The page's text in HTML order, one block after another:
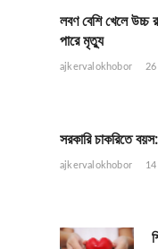
লবণ বেশি খেলে
পারে মৃত্যু
ajkervalokhobor
সরকারি চাকরিতে
ajkervalokhobor